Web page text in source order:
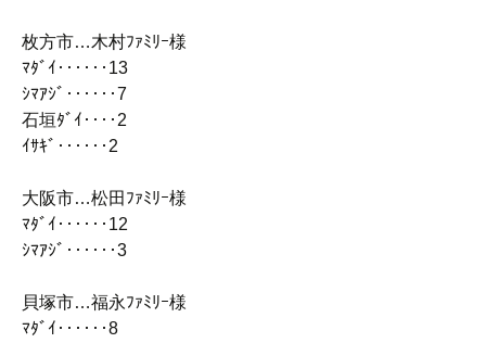
枚方市…木村ﾌｧﾐﾘｰ様
ﾏﾀﾞｲ‥‥‥13
ｼﾏｱｼﾞ‥‥‥7
石垣ﾀﾞｲ‥‥2
ｲｻｷﾞ‥‥‥2
大阪市…松田ﾌｧﾐﾘｰ様
ﾏﾀﾞｲ‥‥‥12
ｼﾏｱｼﾞ‥‥‥3
貝塚市…福永ﾌｧﾐﾘｰ様
ﾏﾀﾞｲ‥‥‥8